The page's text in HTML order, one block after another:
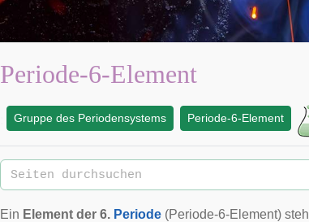
Periode-6-Element
Gruppe des Periodensystems Periode-6-Element
Ein Element der 6. Periode (Periode-6-Element)